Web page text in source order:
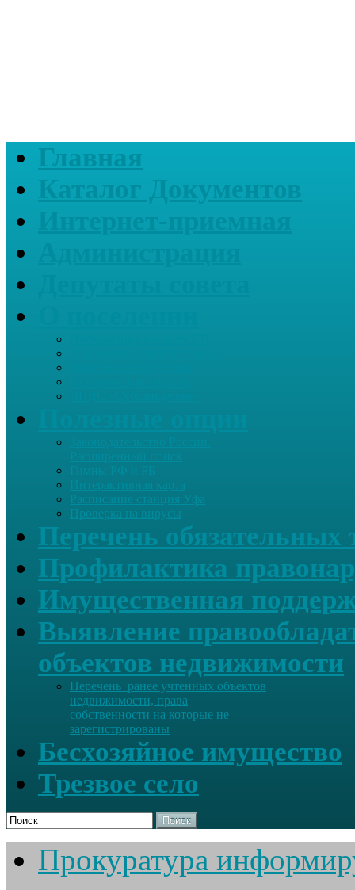
Главная
Каталог Документов
Интерактивная карта
Расписание станция Уфа
Проверка на вирусы
Перечень обязательных
Профилактика
Имущественная
Выявление
объектов недвижимости
Перечень ранее учтенных объектов
недвижимости, права
собственности на которые не
зарегистрированы
Бесхозяйное имущество
Трезвое село
Поиск
Прокуратура